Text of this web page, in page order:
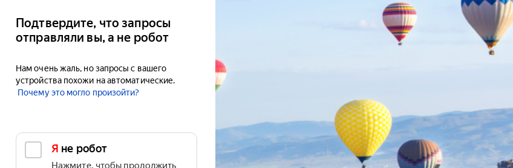
Подтвердите, что запросы
отправляли вы, а не робот
Нам очень жаль, но запросы с вашего
устройства похожи на автоматические.
Почему это могло произойти?
Я не робот
Нажмите, чтобы продолжить